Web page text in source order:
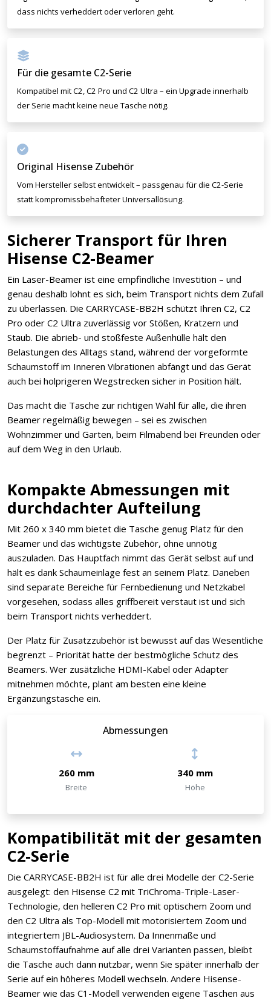
dass nichts verheddert oder verloren geht.
Für die gesamte C2-Serie
Kompatibel mit C2, C2 Pro und C2 Ultra – ein Upgrade innerhalb
der Serie macht keine neue Tasche nötig.
Original Hisense Zubehör
Vom Hersteller selbst entwickelt – passgenau für die C2-Serie
statt kompromissbehafteter Universallösung.
Sicherer Transport für Ihren
Hisense C2-Beamer
Ein Laser-Beamer ist eine empfindliche Investition – und
genau deshalb lohnt es sich, beim Transport nichts dem Zufall
zu überlassen. Die CARRYCASE-BB2H schützt Ihren C2, C2
Pro oder C2 Ultra zuverlässig vor Stößen, Kratzern und
Staub. Die abrieb- und stoßfeste Außenhülle hält den
Belastungen des Alltags stand, während der vorgeformte
Schaumstoff im Inneren Vibrationen abfängt und das Gerät
auch bei holprigeren Wegstrecken sicher in Position hält.
Das macht die Tasche zur richtigen Wahl für alle, die ihren
Beamer regelmäßig bewegen – sei es zwischen
Wohnzimmer und Garten, beim Filmabend bei Freunden oder
auf dem Weg in den Urlaub.
Kompakte Abmessungen mit
durchdachter Aufteilung
Mit 260 x 340 mm bietet die Tasche genug Platz für den
Beamer und das wichtigste Zubehör, ohne unnötig
auszuladen. Das Hauptfach nimmt das Gerät selbst auf und
hält es dank Schaumeinlage fest an seinem Platz. Daneben
sind separate Bereiche für Fernbedienung und Netzkabel
vorgesehen, sodass alles griffbereit verstaut ist und sich
beim Transport nichts verheddert.
Der Platz für Zusatzzubehör ist bewusst auf das Wesentliche
begrenzt – Priorität hatte der bestmögliche Schutz des
Beamers. Wer zusätzliche HDMI-Kabel oder Adapter
mitnehmen möchte, plant am besten eine kleine
Ergänzungstasche ein.
Abmessungen
260 mm
Breite
340 mm
Höhe
Kompatibilität mit der gesamten
C2-Serie
Die CARRYCASE-BB2H ist für alle drei Modelle der C2-Serie
ausgelegt: den Hisense C2 mit TriChroma-Triple-Laser-
Technologie, den helleren C2 Pro mit optischem Zoom und
den C2 Ultra als Top-Modell mit motorisiertem Zoom und
integriertem JBL-Audiosystem. Da Innenmaße und
Schaumstoffaufnahme auf alle drei Varianten passen, bleibt
die Tasche auch dann nutzbar, wenn Sie später innerhalb der
Serie auf ein höheres Modell wechseln. Andere Hisense-
Beamer wie das C1-Modell verwenden eigene Taschen aus